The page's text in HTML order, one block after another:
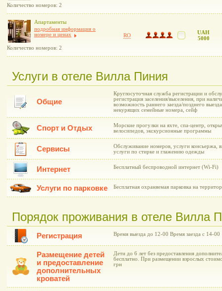
Количество номеров: 2
Апартаменты
подробная информация о
номере и ценах
Количество номеров: 2
RO
UAH
5000
Услуги в отеле Вилла Пиния
Общие
Круглосуточная служба регистрации и
регистрация заселения/выселения, при
возможность раннего заезда/позднего
некурящих семейные номера, сейф
Спорт и Отдых
Морские прогулки на яхте, спа-центр,
велосипедов, экскурсионные программы
Сервисы
Обслуживание номеров, услуги консьержа,
услуги по стирке и глажению одежды
Интернет Бесплатный беспроводной интернет (Wi-Fi)
Услуги по парковке Бесплатная охраняемая парковка на
Порядок проживания в отеле Вилла
Регистрация Время выезда до 12-00 Время заезда с 14-00
Размещение детей
и предоставление
дополнительных
кроватей
Дети до 6 лет без предоставления
бесплатно. При размещении взрослых
грн